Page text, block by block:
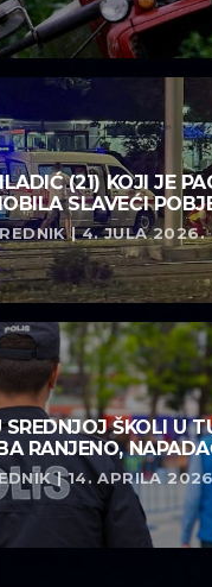
(21) KOJI JE
SLAVEĆI
| 4. JULA 2026.
ŠKOLI U
RANJENO,
| 14. APRILA